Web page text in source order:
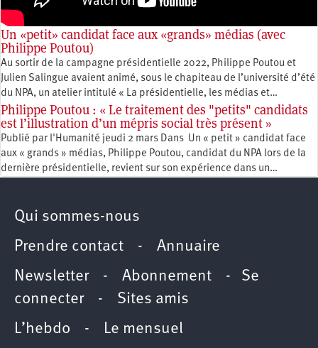
Un «petit» candidat face aux «grands» médias (avec
Philippe Poutou)
Au sortir de la campagne présidentielle 2022, Philippe Poutou et
Julien Salingue avaient animé, sous le chapiteau de l’université d’été
du NPA, un atelier intitulé « La présidentielle, les médias et…
Philippe Poutou : « Le traitement des "petits" candidats
est l’illustration d’un mépris social très présent »
Publié par l'Humanité jeudi 2 mars Dans Un « petit » candidat face
aux « grands » médias, Philippe Poutou, candidat du NPA lors de la
dernière présidentielle, revient sur son expérience dans un…
Qui sommes-nous
Prendre contact - Annuaire
Newsletter - Abonnement - Se
connecter- Sites amis
L’hebdo - Le mensuel